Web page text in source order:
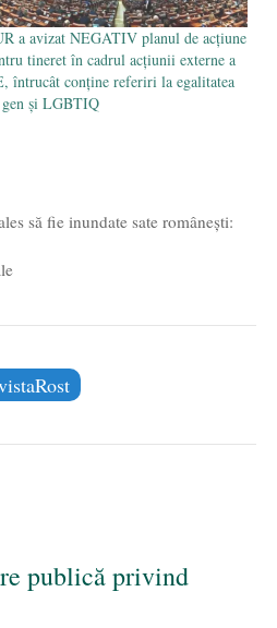
a avizat NEGATIV planul de acțiune
tineret în cadrul acțiunii externe a
întrucât conține referiri la egalitatea
gen și LGBTIQ
să fie inundate sate românești:
publică privind